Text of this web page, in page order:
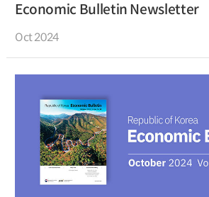
Economic Bulletin Newsletter
Oct 2024